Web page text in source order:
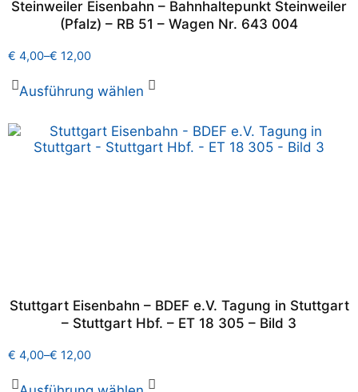
Steinweiler Eisenbahn – Bahnhaltepunkt Steinweiler
(Pfalz) – RB 51 – Wagen Nr. 643 004
€ 4,00–€ 12,00
Ausführung wählen
Stuttgart Eisenbahn – BDEF e.V. Tagung in Stuttgart
– Stuttgart Hbf. – ET 18 305 – Bild 3
€ 4,00–€ 12,00